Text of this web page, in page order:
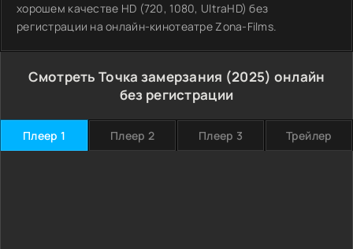
хорошем качестве HD (720, 1080, UltraHD) без
регистрации на онлайн-кинотеатре Zona-Films.
Смотреть Точка замерзания (2025) онлайн
без регистрации
Плеер 1 Плеер 2 Плеер 3 Трейлер